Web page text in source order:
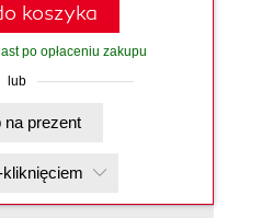
koszyka
po opłaceniu zakupu
lub
Kup na prezent
kliknięciem